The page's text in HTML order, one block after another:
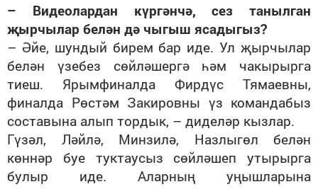
– Видеолардан күргәнчә, сез танылган
җырчылар белән дә чыгыш ясадыгыз?
– Әйе, шундый бирем бар иде. Ул җырчылар
белән үзебез сөйләшергә һәм чакырырга
тиеш. Ярымфиналда Фирдүс Тямаевны,
финалда Рөстәм Закировны үз командабыз
составына алып тордык, – диделәр кызлар.
Гүзәл, Ләйлә, Минзилә, Назлыгөл белән
көннәр буе туктаусыз сөйләшеп утырырга
булыр иде. Аларның уңышларына